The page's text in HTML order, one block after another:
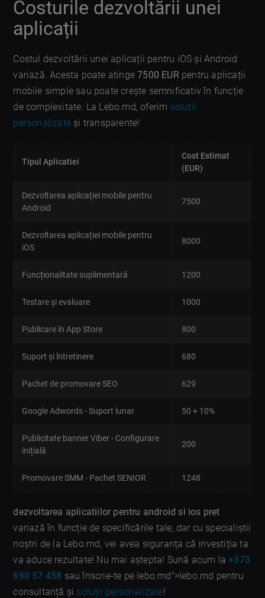
Costurile dezvoltării unei
aplicații
Costul dezvoltării unei aplicații pentru iOS și Android
variază. Acesta poate atinge7500 EUR pentru aplicații
mobile simple sau poate crește semnificativ în funcție
de complexitate. La Lebo.md, oferim soluții
personalizate și transparente!
Tipul Aplicatiei
Cost Estimat
(EUR)
Dezvoltarea aplicației mobile pentru
Android
7500
Dezvoltarea aplicației mobile pentru
iOS
8000
Funcționalitate suplimentară 1200
Testare și evaluare 1000
Publicare în App Store 800
Suport și întretinere 680
Pachet de promovare SEO 629
Google Adwords - Suport lunar 50 + 10%
Publicitate banner Viber - Configurare
inițială
200
Promovare SMM - Pachet SENIOR 1248
dezvoltarea aplicatiilor pentru android si ios pret
variază în funcție de specificările tale, dar cu specialiștii
noștri de la Lebo.md, vei avea siguranța că investiția ta
va aduce rezultate! Nu mai aștepta! Sună acum la+373
690 57 458 sau înscrie-te pe lebo.md">lebo.md pentru
consultanță și soluții personalizate!